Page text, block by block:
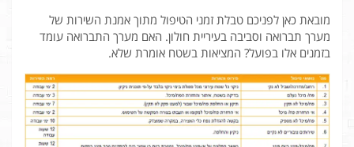
מובאת כאן לפניכם טבלת זמני הטיפול מתוך אמנת השירות של
מערך תברואה וסביבה בעיריית חולון. האם מערך התברואה עומד
בזמנים אלו בפועל? המציאות בשטח אומרת שלא.